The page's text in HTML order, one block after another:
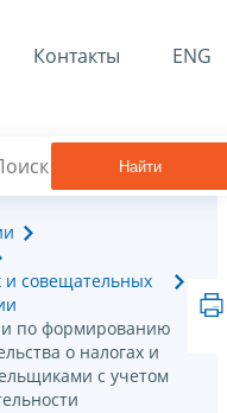
Контакты ENG
Найти
совещательных
по формированию
о налогах и
с учетом